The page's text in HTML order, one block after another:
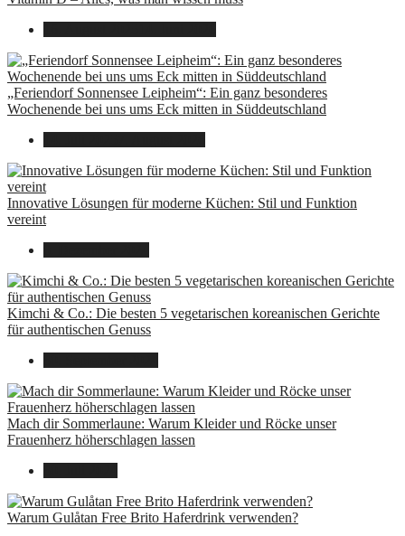
„Feriendorf Sonnensee Leipheim“: Ein ganz besonderes
Wochenende bei uns ums Eck mitten in Süddeutschland
Innovative Lösungen für moderne Küchen: Stil und Funktion
vereint
Kimchi & Co.: Die besten 5 vegetarischen koreanischen Gerichte
für authentischen Genuss
Mach dir Sommerlaune: Warum Kleider und Röcke unser
Frauenherz höherschlagen lassen
Warum Gulåtan Free Brito Haferdrink verwenden?